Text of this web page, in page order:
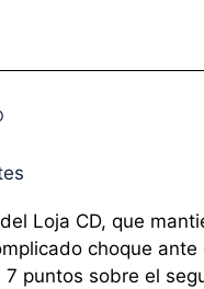
Loja CD, que
choque
puntos sobre el